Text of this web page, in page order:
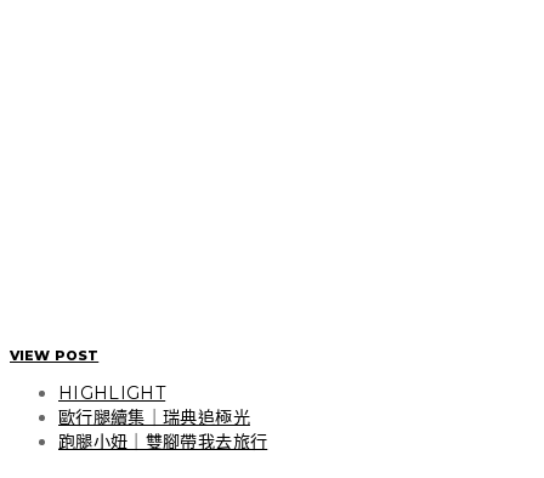
VIEW POST
HIGHLIGHT
歐行腿續集｜瑞典追極光
跑腿小妞｜雙腳帶我去旅行